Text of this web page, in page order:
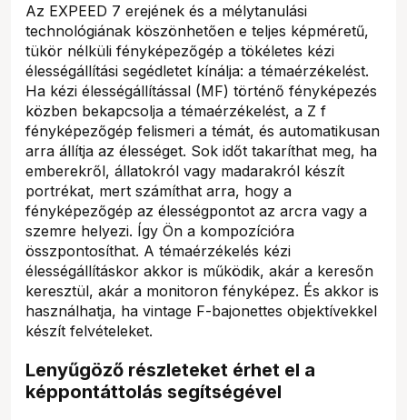
Az EXPEED 7 erejének és a mélytanulási
technológiának köszönhetően e teljes képméretű,
tükör nélküli fényképezőgép a tökéletes kézi
élességállítási segédletet kínálja: a témaérzékelést.
Ha kézi élességállítással (MF) történő fényképezés
közben bekapcsolja a témaérzékelést, a Z f
fényképezőgép felismeri a témát, és automatikusan
arra állítja az élességet. Sok időt takaríthat meg, ha
emberekről, állatokról vagy madarakról készít
portrékat, mert számíthat arra, hogy a
fényképezőgép az élességpontot az arcra vagy a
szemre helyezi. Így Ön a kompozícióra
összpontosíthat. A témaérzékelés kézi
élességállításkor akkor is működik, akár a keresőn
keresztül, akár a monitoron fényképez. És akkor is
használhatja, ha vintage F-bajonettes objektívekkel
készít felvételeket.
Lenyűgöző részleteket érhet el a
képpontáttolás segítségével